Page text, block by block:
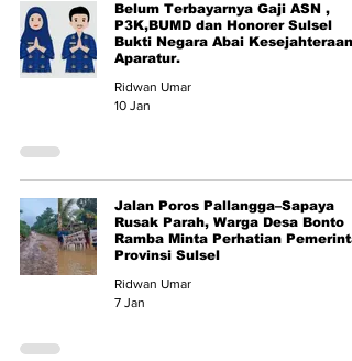
Belum Terbayarnya Gaji ASN ,
P3K,BUMD dan Honorer Sulsel
Bukti Negara Abai Kesejahteraan
Aparatur.
Ridwan Umar
10 Jan
Jalan Poros Pallangga–Sapaya
Rusak Parah, Warga Desa Bonto
Ramba Minta Perhatian
Provinsi Sulsel
Ridwan Umar
7 Jan